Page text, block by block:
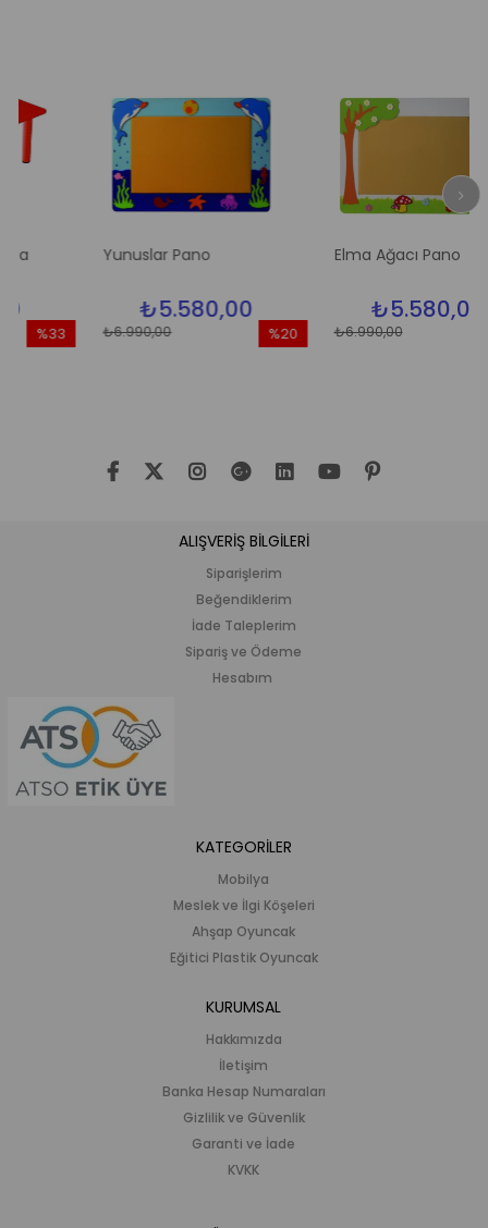
Yunuslar Pano
₺5.580,00
₺6.990,00
Elma Ağacı Pano
₺5.580,00
₺6.990,00
ALIŞVERİŞ BİLGİLERİ
Siparişlerim
Beğendiklerim
İade Taleplerim
Sipariş ve Ödeme
Hesabım
KATEGORİLER
Mobilya
Meslek ve İlgi Köşeleri
Ahşap Oyuncak
Eğitici Plastik Oyuncak
KURUMSAL
Hakkımızda
İletişim
Banka Hesap Numaraları
Gizlilik ve Güvenlik
Garanti ve İade
KVKK